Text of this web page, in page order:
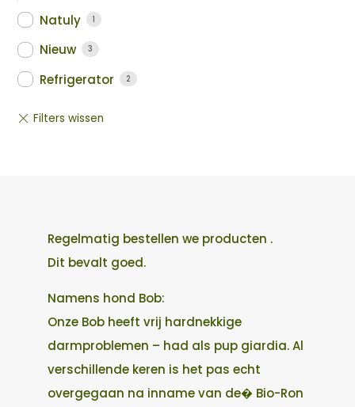
Natuly 1
Nieuw 3
Refrigerator 2
Regelmatig bestellen we producten .
Dit bevalt goed.
Namens hond Bob:
Onze Bob heeft vrij hardnekkige
darmproblemen – had als pup giardia. Al
verschillende keren is het pas echt
overgegaan na inname van de� Bio-Ron